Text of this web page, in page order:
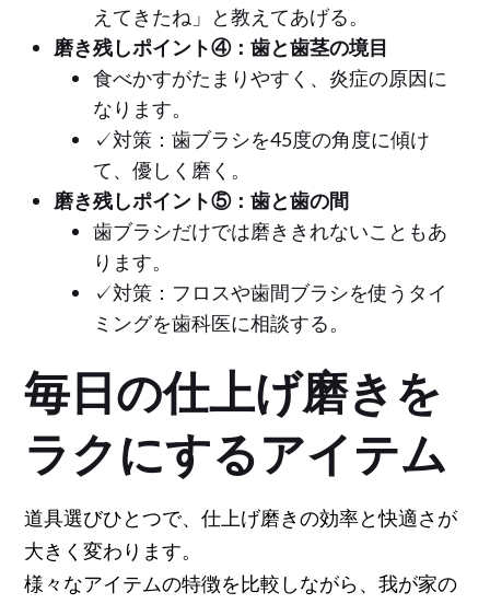
えてきたね」と教えてあげる。
磨き残しポイント④：歯と歯茎の境目
食べかすがたまりやすく、炎症の原因に
なります。
✓対策：歯ブラシを45度の角度に傾け
て、優しく磨く。
磨き残しポイント⑤：歯と歯の間
歯ブラシだけでは磨ききれないこともあ
ります。
✓対策：フロスや歯間ブラシを使うタイ
ミングを歯科医に相談する。
毎日の仕上げ磨きを
ラクにするアイテム
道具選びひとつで、仕上げ磨きの効率と快適さが
大きく変わります。
様々なアイテムの特徴を比較しながら、我が家の